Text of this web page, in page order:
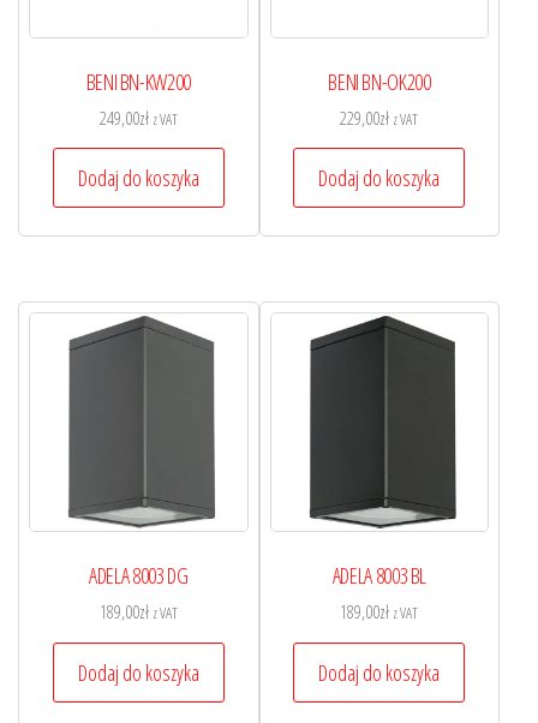
BENI BN-KW200
249,00zł z VAT
Dodaj do koszyka
BENI BN-OK200
229,00zł z VAT
Dodaj do koszyka
ADELA 8003 DG
189,00zł z VAT
Dodaj do koszyka
ADELA 8003 BL
189,00zł z VAT
Dodaj do koszyka